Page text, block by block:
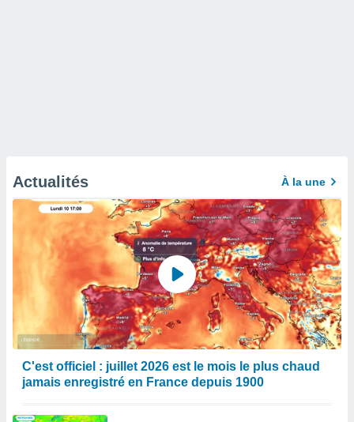
Actualités À la une
C'est officiel : juillet 2026 est le mois le plus chaud
jamais enregistré en France depuis 1900